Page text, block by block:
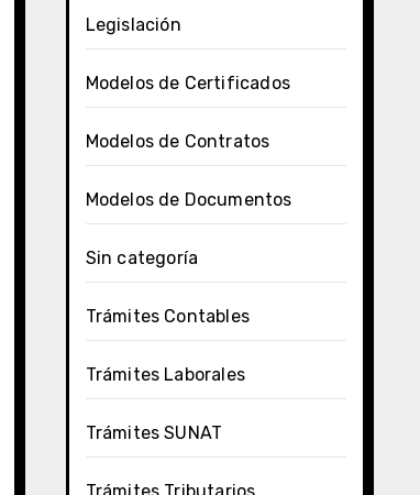
Legislación
Modelos de Certificados
Modelos de Contratos
Modelos de Documentos
Sin categoría
Trámites Contables
Trámites Laborales
Trámites SUNAT